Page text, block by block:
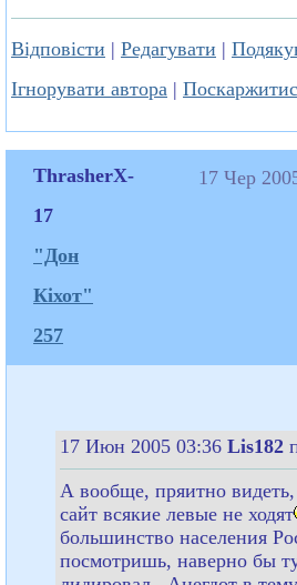
Відповісти | Редагувати |
Ігнорувати автора |
ThrasherX-
17
"Дон
Кіхот"
257
17 Чер
17 Июн 2005 03:36 Lis182
А вообще, пряитно видеть,
сайт всякие левые не ходят
большинство населения
посмотришь, наверно бы